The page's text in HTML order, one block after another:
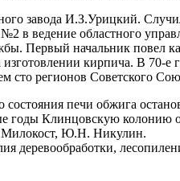
И.З.Урицкий.
в ведение областного
Первый начальник повел
кирпича. В 70-
сто регионов Советского
печи обжига
годы Клинцовскую
Ю.Н. Никулин.
деревообработки,